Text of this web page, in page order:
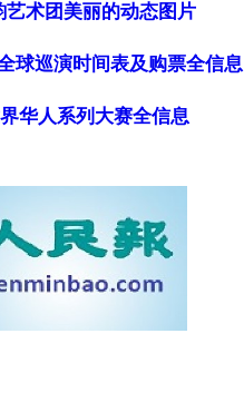
艺术团美丽的动态图片
球巡演时间表及购票全信息
华人系列大赛全信息